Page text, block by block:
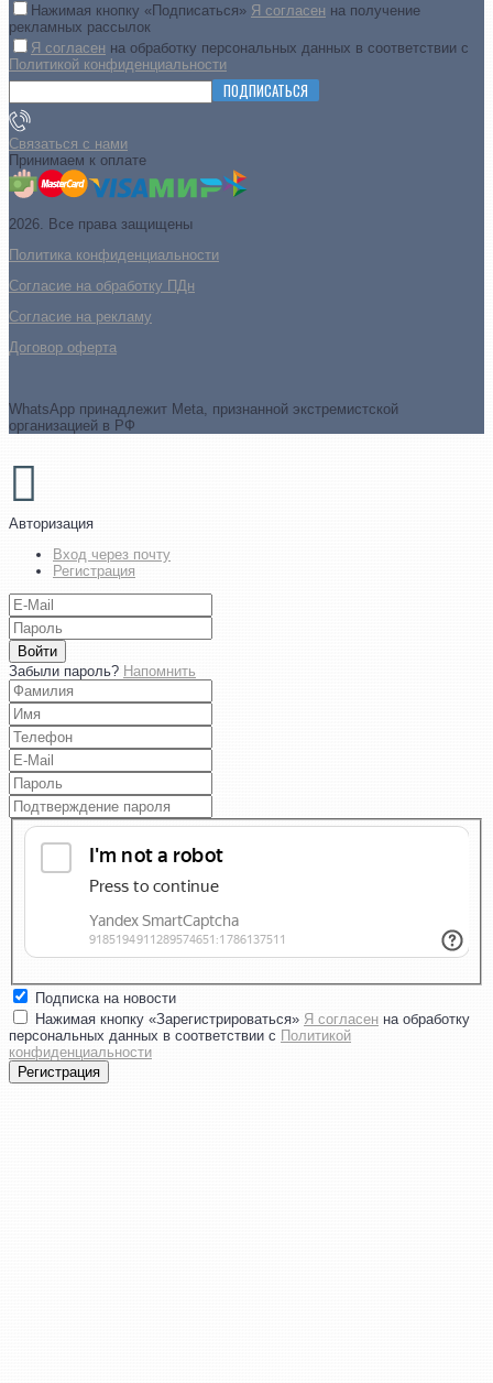
Нажимая кнопку «Подписаться» Я согласен на получение
рекламных рассылок
Я согласен на обработку персональных данных в соответствии с
Политикой конфиденциальности
ПОДПИСАТЬСЯ
Связаться с нами
Принимаем к оплате
2026. Все права защищены
Политика конфиденциальности
Согласие на обработку ПДн
Cогласие на рекламу
Договор оферта
WhatsApp принадлежит Meta, признанной экстремистской
организацией в РФ
Авторизация
Вход через почту
Регистрация
Войти
Забыли пароль? Напомнить
Подписка на новости
Нажимая кнопку «Зарегистрироваться» Я согласен на обработку
персональных данных в соответствии с Политикой
конфиденциальности
Регистрация